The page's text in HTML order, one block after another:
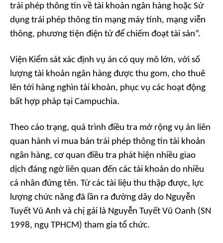
trái phép thông tin về tài khoản ngân hàng hoặc Sử
dụng trái phép thông tin mạng máy tính, mạng viễn
thông, phương tiện điện tử để chiếm đoạt tài sản”.
Viện Kiểm sát xác định vụ án có quy mô lớn, với số
lượng tài khoản ngân hàng được thu gom, cho thuê
lên tới hàng nghìn tài khoản, phục vụ các hoạt động
bất hợp pháp tại Campuchia.
Theo cáo trạng, quá trình điều tra mở rộng vụ án liên
quan hành vi mua bán trái phép thông tin tài khoản
ngân hàng, cơ quan điều tra phát hiện nhiều giao
dịch đáng ngờ liên quan đến các tài khoản do nhiều
cá nhân đứng tên. Từ các tài liệu thu thập được, lực
lượng chức năng đã lần ra đường dây do Nguyễn
Tuyết Vũ Anh và chị gái là Nguyễn Tuyết Vũ Oanh (SN
1998, ngụ TPHCM) tham gia tổ chức.